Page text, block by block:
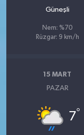
Güneşli
Nem: %70
Rüzgar: 9 km/h
15 MART
PAZAR
7°